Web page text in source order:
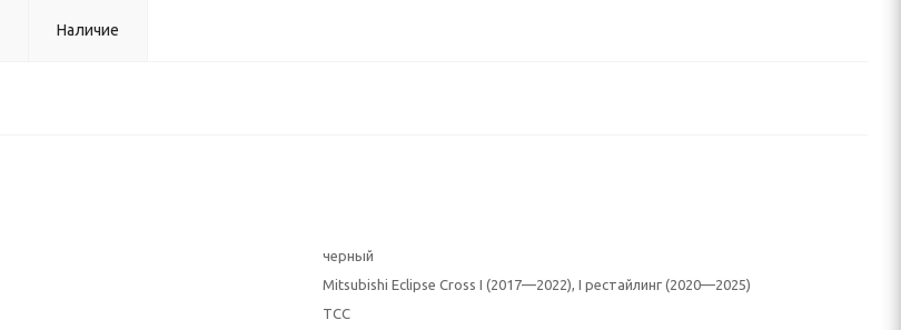
Наличие
черный
Mitsubishi Eclipse Cross I (2017—2022), I рестайлинг (2020—2025)
ТСС